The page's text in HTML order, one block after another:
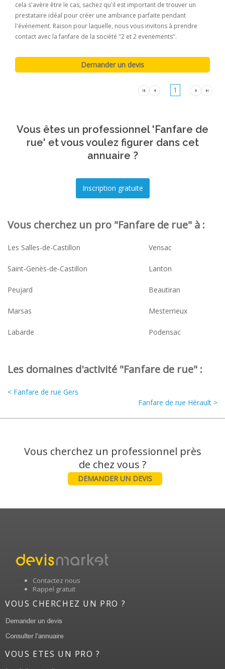
cela s'avère être le cas, sachez qu'il est important de trouver un
prestataire idéal pour créer une ambiance parfaite pendant
l'événement. Raison pour laquelle, nous vous invitons à prendre
contact avec la fanfare de la société "2 et 2 evenements".
1
Vous êtes un professionnel 'Fanfare de
rue' et vous voulez figurer dans cet
annuaire ?
Vous cherchez un pro "Fanfare de rue" à :
Les Salles-de-Castillon Vensac
Saint-Genès-de-Castillon Lanton
Peujard Beautiran
Marsas Mesterrieux
Labarde Podensac
Les domaines d'activité "Fanfare de rue" :
< Fanfare de rue Gers
Fanfare de rue Hérault >
Vous cherchez un professionnel près
DEMANDER UN DEVIS
Contactez nous
Rappel gratuit
VOUS CHERCHEZ UN PRO ?
VOUS ETES UN PRO ?